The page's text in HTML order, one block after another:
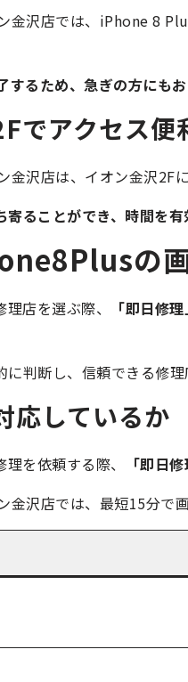
金沢店では、iPhone 8
するため、急ぎの方にも
でアクセス便
金沢店は、イオン金沢2F
寄ることができ、時間を
の
店を選ぶ際、 「即日修
判断し、信頼できる修理
応しているか
を依頼する際、 「即日
金沢店では、最短15分で